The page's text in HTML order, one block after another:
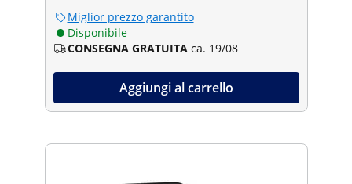
Miglior prezzo garantito
Disponibile
CONSEGNA GRATUITA ca. 19/08
Aggiungi al carrello